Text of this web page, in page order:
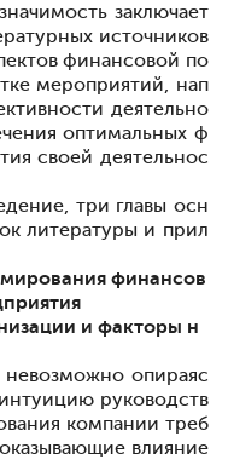
заключает
источников
финансовой по
мероприятий, нап
деятельно
оптимальных ф
своей деятельнос
три главы осн
литературы и прил
финансов
и факторы н
опираяс
руководств
компании треб
влияние